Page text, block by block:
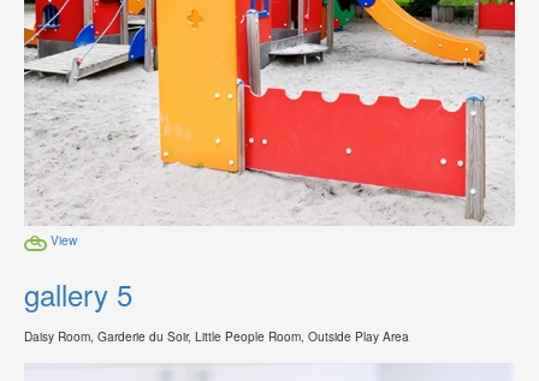
View
gallery 5
Daisy Room, Garderie du Soir, Little People Room, Outside Play Area